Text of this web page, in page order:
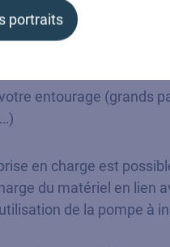
VitalAire assure partout
de vacances
entourage (grands
en charge est
du matériel en lien
de la pompe à
portraits